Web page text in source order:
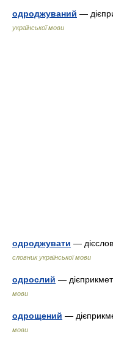
одроджуваний —
української мови
одроджувати —
словник української мови
одрослий —
мови
одрощений —
мови